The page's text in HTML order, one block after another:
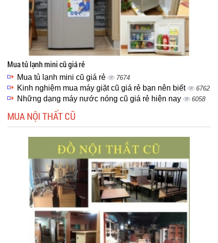
Mua tủ lạnh mini cũ giá rẻ
Mua tủ lạnh mini cũ giá rẻ 7674
Kinh nghiệm mua máy giặt cũ giá rẻ bạn nên biết 6762
Những dạng máy nước nóng cũ giá rẻ hiện nay 6058
MUA NỘI THẤT CŨ